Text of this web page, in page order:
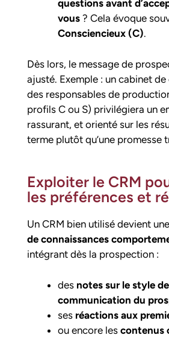
questions avant
vous? Cela évoque
Consciencieux (C).
Dès lors, le message de
ajusté. Exemple : un cabinet
des responsables de
profils C ou S) privilégiera un
rassurant, et orienté sur les
terme plutôt qu’une promesse
Exploiter le CRM
les préférences et
Un CRM bien utilisé devient
de connaissances
intégrant dès la prospection :
des notes sur le style de
communication du
ses réactions aux
ou encore les contenus